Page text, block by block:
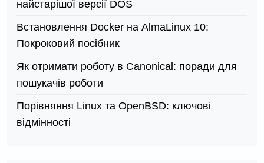
найстарішої версії DOS
Встановлення Docker на AlmaLinux 10:
Покроковий посібник
Як отримати роботу в Canonical: поради для
пошукачів роботи
Порівняння Linux та OpenBSD: ключові
відмінності